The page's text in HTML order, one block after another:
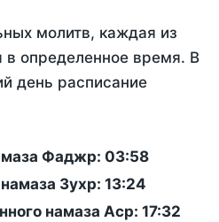
молитв, каждая из
в определенное время. В
день расписание
Фаджр: 03:58
Зухр: 13:24
намаза Аср: 17:32